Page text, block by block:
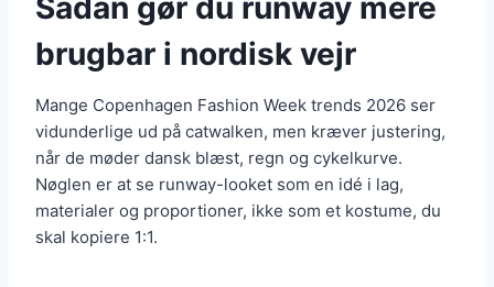
Sådan gør du runway mere
brugbar i nordisk vejr
Mange Copenhagen Fashion Week trends 2026 ser
vidunderlige ud på catwalken, men kræver justering,
når de møder dansk blæst, regn og cykelkurve.
Nøglen er at se runway-looket som en idé i lag,
materialer og proportioner, ikke som et kostume, du
skal kopiere 1:1.